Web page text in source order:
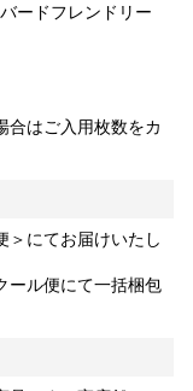
バードフレンドリー
合はご入用枚数をカ
＞にてお届けいたし
ール便にて一括梱包